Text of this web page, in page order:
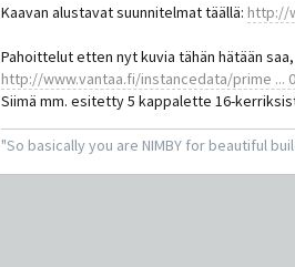
Kaavan alustavat suunnitelmat täällä: http://
Pahoittelut etten nyt kuvia tähän hätään
http://www.vantaa.fi/instancedata/prime ...
Siimä mm. esitetty 5 kappalette 16-
"So basically you are NIMBY for beautiful